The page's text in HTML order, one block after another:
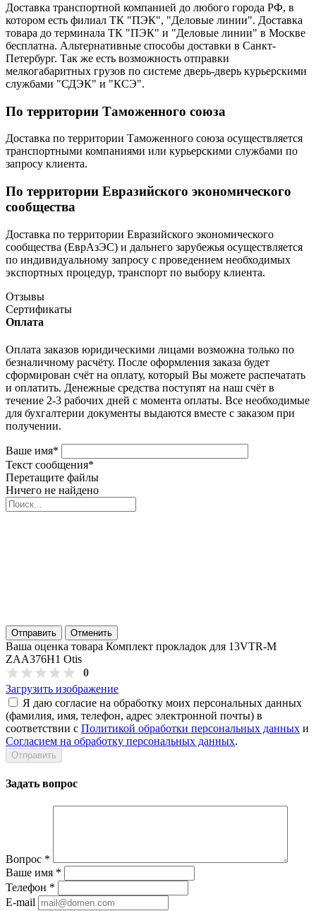
Доставка транспортной компанией до любого города РФ, в
котором есть филиал ТК "ПЭК", "Деловые линии". Доставка
товара до терминала ТК "ПЭК" и "Деловые линии" в Москве
бесплатна. Альтернативные способы доставки в Санкт-
Петербург. Так же есть возможность отправки
мелкогабаритных грузов по системе дверь-дверь курьерскими
службами "СДЭК" и "КСЭ".
По территории Таможенного союза
Доставка по территории Таможенного союза осуществляется
транспортными компаниями или курьерскими службами по
запросу клиента.
По территории Евразийского экономического
сообщества
Доставка по территории Евразийского экономического
сообщества (ЕврАзЭС) и дальнего зарубежья осуществляется
по индивидуальному запросу с проведением необходимых
экспортных процедур, транспорт по выбору клиента.
Отзывы
Сертификаты
Оплата
Оплата заказов юридическими лицами возможна только по
безналичному расчёту. После оформления заказа будет
сформирован счёт на оплату, который Вы можете распечатать
и оплатить. Денежные средства поступят на наш счёт в
течение 2-3 рабочих дней с момента оплаты. Все необходимые
для бухгалтерии документы выдаются вместе с заказом при
получении.
Ваше имя*
Текст сообщения*
Перетащите файлы
Ничего не найдено
Отправить Отменить
Ваша оценка товара Комплект прокладок для 13VTR-M
ZAA376H1 Otis
0
Загрузить изображение
Я даю согласие на обработку моих персональных данных
(фамилия, имя, телефон, адрес электронной почты) в
соответствии с Политикой обработки персональных данных и
Согласием на обработку персональных данных.
Задать вопрос
Вопрос *
Ваше имя *
Телефон *
E-mail